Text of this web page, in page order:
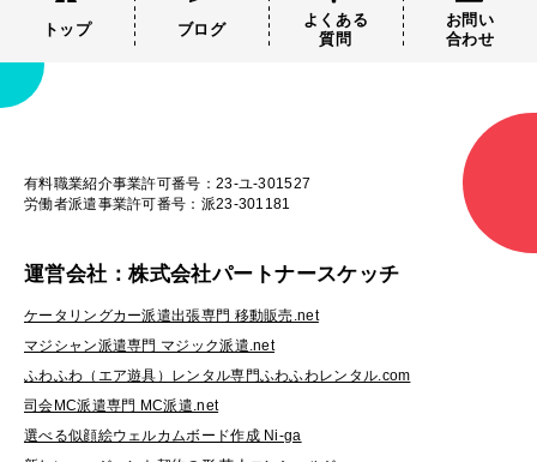
トップ ブログ
よくある
質問
お問い
合わせ
有料職業紹介事業許可番号：23-ユ-301527
労働者派遣事業許可番号：派23-301181
運営会社：株式会社パートナースケッチ
ケータリングカー派遣出張専門 移動販売.net
マジシャン派遣専門 マジック派遣.net
ふわふわ（エア遊具）レンタル専門ふわふわレンタル.com
司会MC派遣専門 MC派遣.net
選べる似顔絵ウェルカムボード作成 Ni-ga